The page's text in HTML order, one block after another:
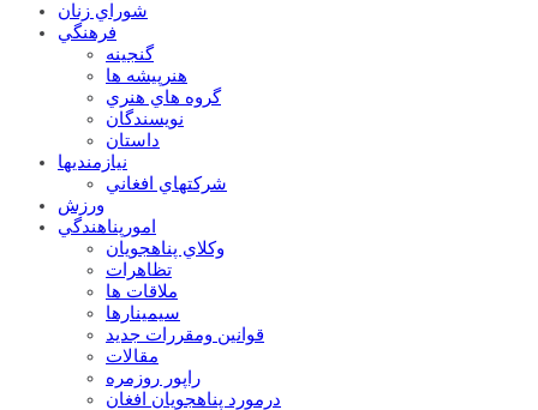
شوراي زنان
فرهنگي
گنجينه
هنرپيشه ها
گروه هاي هنري
نويسندگان
داستان
نيازمنديها
شرکتهاي افغاني
ورزش
امورپناهندگي
وکلاي پناهجويان
تظاهرات
ملاقات ها
سيمينارها
قوانين ومقررات جديد
مقالات
راپور روزمره
درمورد پناهجويان افغان